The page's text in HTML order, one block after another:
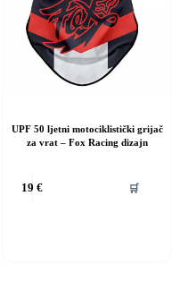
UPF 50 ljetni motociklistički grijač
za vrat – Fox Racing dizajn
19€ 🛒